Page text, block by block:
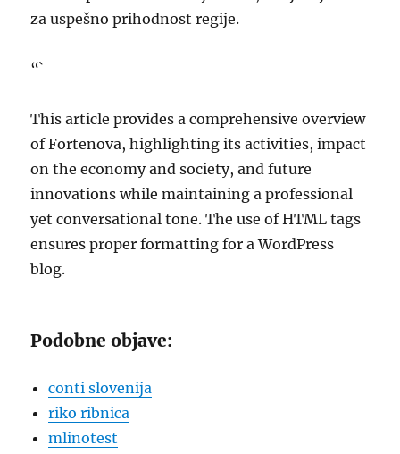
za uspešno prihodnost regije.
“`
This article provides a comprehensive overview
of Fortenova, highlighting its activities, impact
on the economy and society, and future
innovations while maintaining a professional
yet conversational tone. The use of HTML tags
ensures proper formatting for a WordPress
blog.
Podobne objave:
conti slovenija
riko ribnica
mlinotest